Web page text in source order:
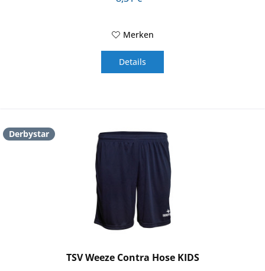
Merken
Details
Derbystar
TSV Weeze Contra Hose KIDS